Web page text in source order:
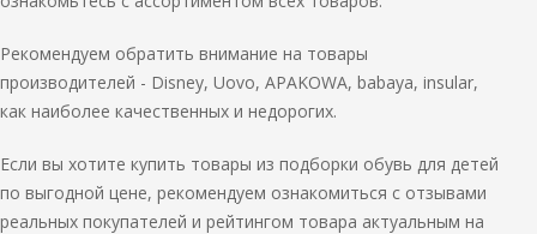
Рекомендуем обратить внимание на товары
производителей - Disney, Uovo, APAKOWA, babaya, insular,
как наиболее качественных и недорогих.
Если вы хотите купить товары из подборки обувь для детей
по выгодной цене, рекомендуем ознакомиться с отзывами
реальных покупателей и рейтингом товара актуальным на